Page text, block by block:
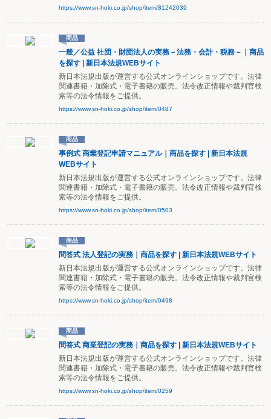
https://www.sn-hoki.co.jp/shop/item/81242039
商品
一般／公益 社団・財団法人の実務－法務・会計・税務－｜商品
を探す | 新日本法規WEBサイト
新日本法規出版が運営する公式オンラインショップです。法律
関連書籍・加除式・電子書籍の販売。法令改正情報や裁判官検
索等の法令情報をご提供。
https://www.sn-hoki.co.jp/shop/item/0487
商品
事例式 商業登記申請マニュアル｜商品を探す | 新日本法規
WEBサイト
新日本法規出版が運営する公式オンラインショップです。法律
関連書籍・加除式・電子書籍の販売。法令改正情報や裁判官検
索等の法令情報をご提供。
https://www.sn-hoki.co.jp/shop/item/0503
商品
問答式 法人登記の実務｜商品を探す | 新日本法規WEBサイト
新日本法規出版が運営する公式オンラインショップです。法律
関連書籍・加除式・電子書籍の販売。法令改正情報や裁判官検
索等の法令情報をご提供。
https://www.sn-hoki.co.jp/shop/item/0498
商品
問答式 商業登記の実務｜商品を探す | 新日本法規WEBサイト
新日本法規出版が運営する公式オンラインショップです。法律
関連書籍・加除式・電子書籍の販売。法令改正情報や裁判官検
索等の法令情報をご提供。
https://www.sn-hoki.co.jp/shop/item/0259